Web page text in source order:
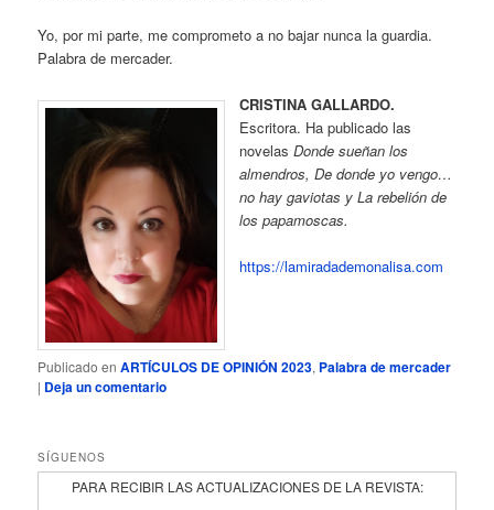
Yo, por mi parte, me comprometo a no bajar nunca la guardia.
Palabra de mercader.
CRISTINA GALLARDO.
Escritora. Ha publicado las
novelasDonde sueñan los
almendros, De donde yo vengo…
no hay gaviotas y La rebelión de
los papamoscas.
https://lamiradademonalisa.com
Publicado en ARTÍCULOS DE OPINIÓN 2023, Palabra de mercader
| Deja un comentario
SÍGUENOS
PARA RECIBIR LAS ACTUALIZACIONES DE LA REVISTA: